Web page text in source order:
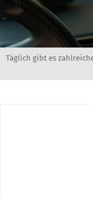
Täglich gibt es